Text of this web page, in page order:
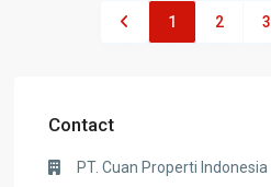
1 2 3
Contact
PT. Cuan Properti Indonesia